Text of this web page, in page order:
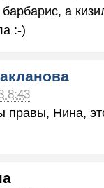
а
:-)
8:43
Нина,